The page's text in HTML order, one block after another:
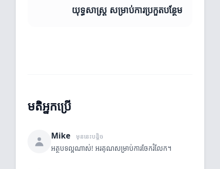
យុទ្ធសាស្ត្រ សម្រាប់ការប្រកួតបន្ថែម
មតិអ្នកប្រើ
Mike មុននេះបន្តិច
អត្ថបទល្អណាស់! អរគុណសម្រាប់ការចែករំលែក។